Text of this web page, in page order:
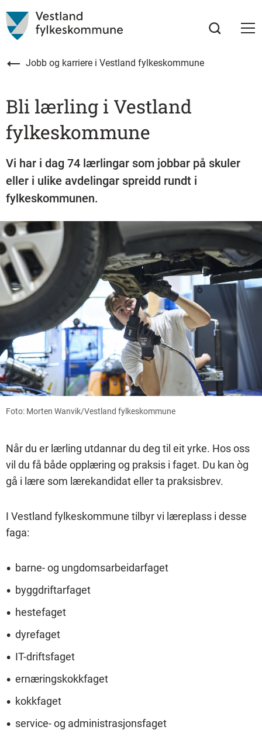
Jobb og karriere i Vestland fylkeskommune
Bli lærling i Vestland
fylkeskommune
Vi har i dag 74 lærlingar som jobbar på skuler
eller i ulike avdelingar spreidd rundt i
fylkeskommunen.
Foto: Morten Wanvik/Vestland fylkeskommune
Når du er lærling utdannar du deg til eit yrke. Hos oss
vil du få både opplæring og praksis i faget. Du kan òg
gå i lære som lærekandidat eller ta praksisbrev.
I Vestland fylkeskommune tilbyr vi læreplass i desse
faga:
barne- og ungdomsarbeidarfaget
byggdriftarfaget
hestefaget
dyrefaget
IT-driftsfaget
ernæringskokkfaget
kokkfaget
service- og administrasjonsfaget